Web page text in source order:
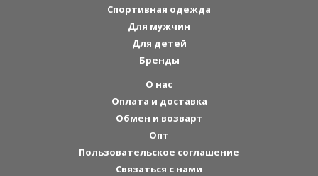
Спортивная одежда
Для мужчин
Для детей
Бренды
О нас
Оплата и доставка
Обмен и возварт
Опт
Пользовательское соглашение
Связаться с нами